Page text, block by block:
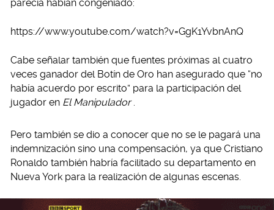
parecía habían congeniado:
https://www.youtube.com/watch?v=GgK1YvbnAnQ
Cabe señalar también que fuentes próximas al cuatro
veces ganador del Botín de Oro han asegurado que “no
había acuerdo por escrito” para la participación del
jugador en El Manipulador .
Pero también se dio a conocer que no se le pagará una
indemnización sino una compensación, ya que Cristiano
Ronaldo también habría facilitado su departamento en
Nueva York para la realización de algunas escenas.